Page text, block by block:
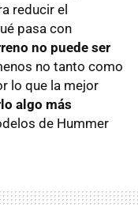
reducir el
pasa con
no puede ser
no tanto como
lo que la mejor
algo más
de Hummer